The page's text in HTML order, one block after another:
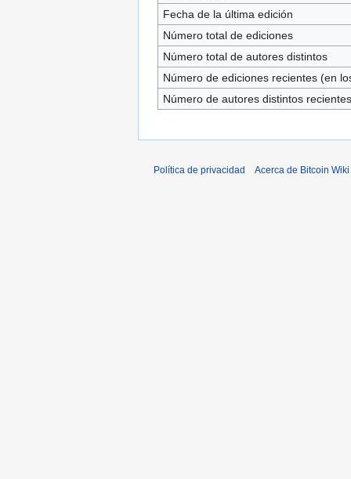
Fecha de la última edición
Número total de ediciones
Número total de autores distintos
Número de ediciones recientes (en
Número de autores distintos recientes
Política de privacidad Acerca de Bitcoin Wiki